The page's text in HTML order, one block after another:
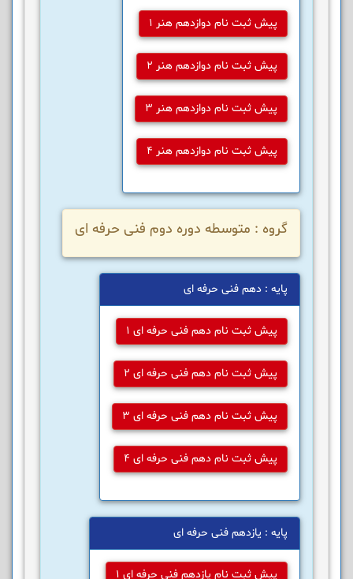
پیش ثبت نام دوازدهم هنر 1
پیش ثبت نام دوازدهم هنر 2
پیش ثبت نام دوازدهم هنر 3
پیش ثبت نام دوازدهم هنر 4
گروه : متوسطه دوره دوم فنی حرفه ای
پایه : دهم فنی حرفه ای
پیش ثبت نام دهم فنی حرفه ای 1
پیش ثبت نام دهم فنی حرفه ای 2
پیش ثبت نام دهم فنی حرفه ای 3
پیش ثبت نام دهم فنی حرفه ای 4
پایه : یازدهم فنی حرفه ای
پیش ثبت نام یازدهم فنی حرفه ای 1